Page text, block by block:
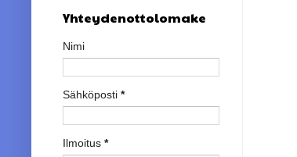
Yhteydenottolomake
Nimi
Sähköposti *
Ilmoitus *